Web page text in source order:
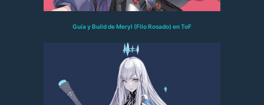
Guía y Build de Meryl (Filo Rosado) en ToF